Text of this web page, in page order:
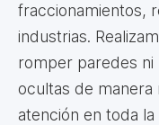
fraccionamientos,
industrias.
romper paredes ni
ocultas de manera
atención en toda